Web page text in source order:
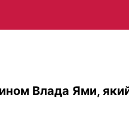
Влада Ями,